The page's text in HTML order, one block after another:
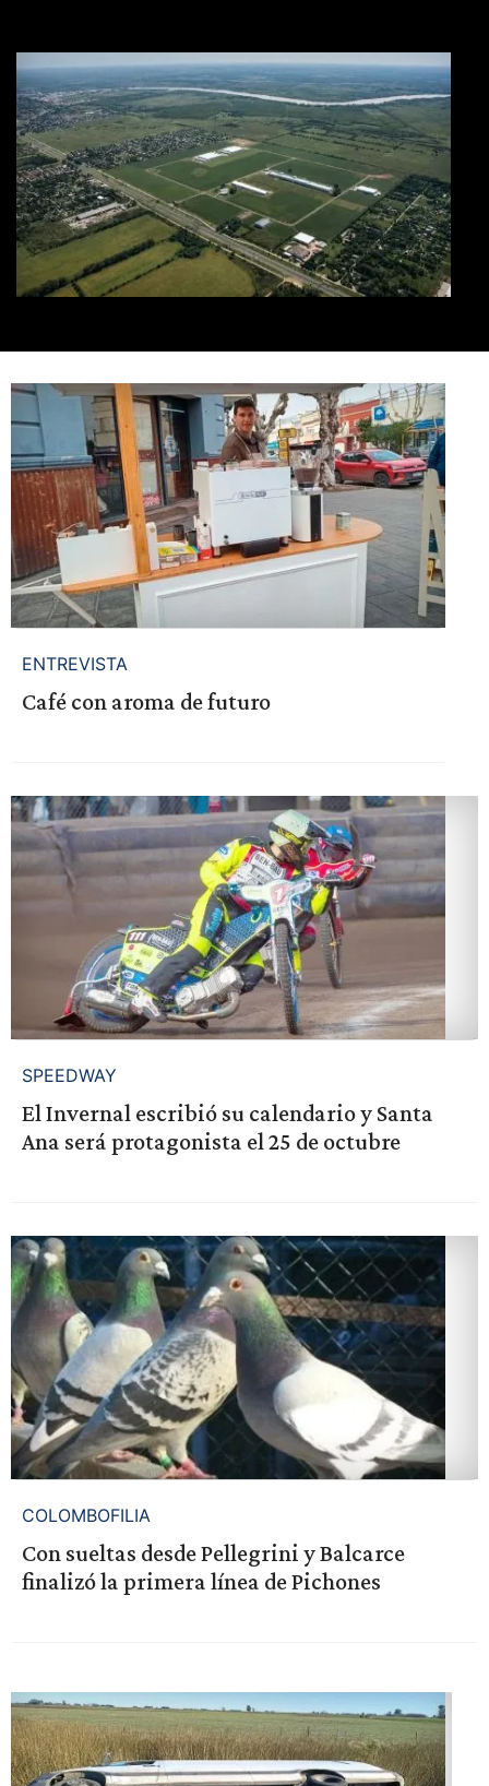
ENTREVISTA
Café con aroma de futuro
SPEEDWAY
El Invernal escribió su calendario y Santa
Ana será protagonista el 25 de octubre
COLOMBOFILIA
Con sueltas desde Pellegrini y Balcarce
finalizó la primera línea de Pichones